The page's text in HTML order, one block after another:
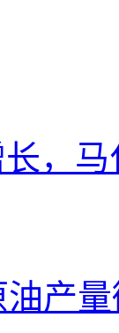
，
油产